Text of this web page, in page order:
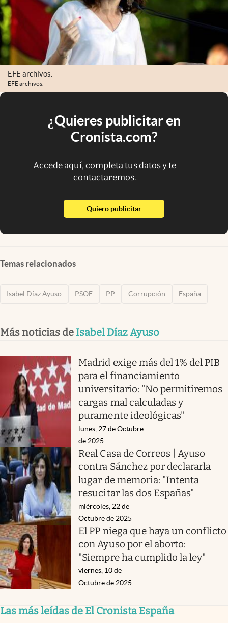
EFE archivos.
EFE archivos.
¿Quieres publicitar en
Cronista.com?
Accede aquí, completa tus datos y te
contactaremos.
Quiero publicitarabre en nueva pestaña
Temas relacionados
Isabel Díaz Ayuso PSOE PP Corrupción España
Más noticias de Isabel Díaz Ayuso
Madrid exige más del 1% del PIB
para el financiamiento
universitario: "No permitiremos
cargas mal calculadas y
puramente ideológicas"
lunes, 27 de Octubre
de 2025
Real Casa de Correos | Ayuso
contra Sánchez por declararla
lugar de memoria: "Intenta
resucitar las dos Españas"
miércoles, 22 de
Octubre de 2025
El PP niega que haya un conflicto
con Ayuso por el aborto:
"Siempre ha cumplido la ley"
viernes, 10 de
Octubre de 2025
Las más leídas de El Cronista España